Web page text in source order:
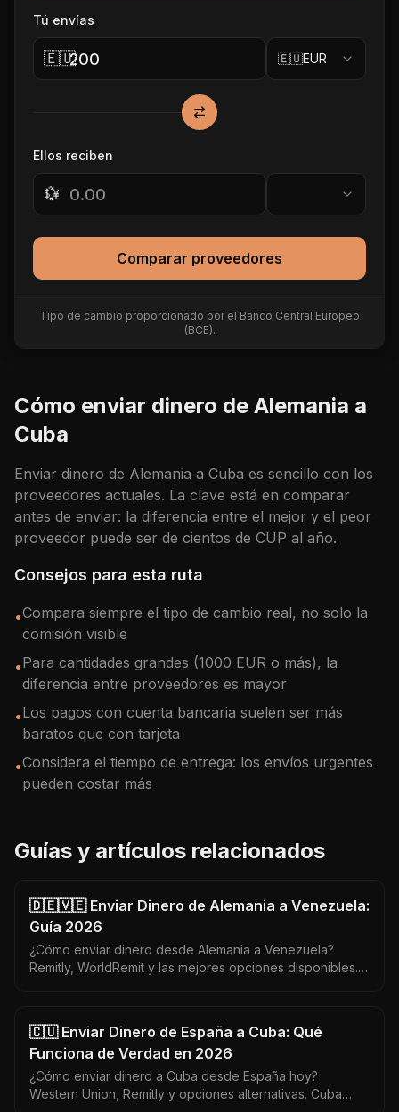
Tú envías
🇪🇺 🇪🇺EUR
Ellos reciben
💱
Comparar proveedores
Tipo de cambio proporcionado por el Banco Central Europeo
(BCE).
Cómo enviar dinero de Alemania a
Cuba
Enviar dinero de Alemania a Cuba es sencillo con los
proveedores actuales. La clave está en comparar
antes de enviar: la diferencia entre el mejor y el peor
proveedor puede ser de cientos de CUP al año.
Consejos para esta ruta
•Compara siempre el tipo de cambio real, no solo la
comisión visible
•Para cantidades grandes (1000 EUR o más), la
diferencia entre proveedores es mayor
•Los pagos con cuenta bancaria suelen ser más
baratos que con tarjeta
•Considera el tiempo de entrega: los envíos urgentes
pueden costar más
Guías y artículos relacionados
🇩🇪🇻🇪 Enviar Dinero de Alemania a Venezuela:
Guía 2026
¿Cómo enviar dinero desde Alemania a Venezuela?
Remitly, WorldRemit y las mejores opciones disponibles.
🇨🇺 Enviar Dinero de España a Cuba: Qué
Funciona de Verdad en 2026
¿Cómo enviar dinero a Cuba desde España hoy?
Western Union, Remitly y opciones alternativas. Cuba